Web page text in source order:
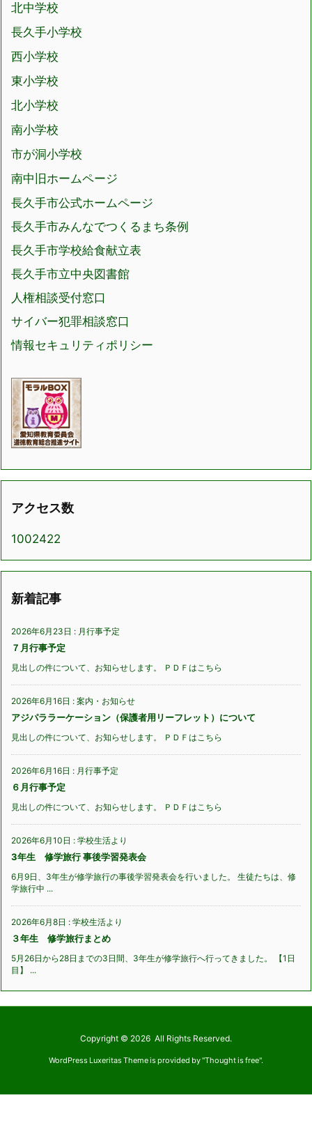
北中学校
長久手小学校
西小学校
東小学校
北小学校
南小学校
市が洞小学校
南中旧ホームページ
長久手市公式ホームページ
長久手市みんなでつくるまち条例
長久手市学校給食献立表
長久手市立中央図書館
人権相談受付窓口
サイバー犯罪相談窓口
情報セキュリティポリシー
アクセス数
1002422
新着記事
2026年6月23日 : 月行事予定
７月行事予定
見出しの件について、お知らせします。 ＰＤＦはこちら
2026年6月16日 : 案内・お知らせ
アジパララーケーション（保護者用リーフレット）について
見出しの件について、お知らせします。 ＰＤＦはこちら
2026年6月16日 : 月行事予定
６月行事予定
見出しの件について、お知らせします。 ＰＤＦはこちら
2026年6月10日 : 学校生活より
3年生 修学旅行 事後学習発表会
6月9日、3年生が修学旅行の事後学習発表会を行いました。 生徒たちは、修
学旅行中 ...
2026年6月8日 : 学校生活より
３年生 修学旅行まとめ
5月26日から28日までの3日間、3年生が修学旅行へ行ってきました。 【1日
目】 ...
Copyright © 2026 All Rights Reserved.
WordPress Luxeritas Theme is provided by "Thought is free".